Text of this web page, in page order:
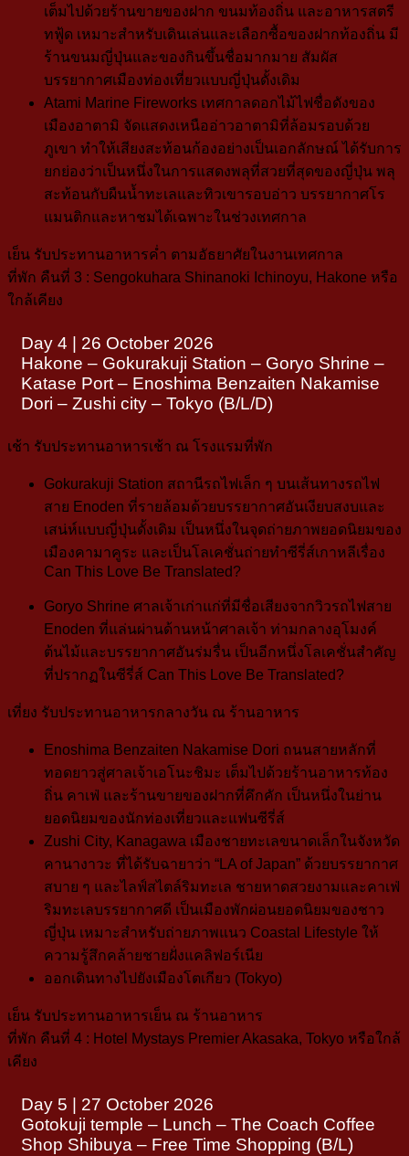
เต็มไปด้วยร้านขายของฝาก ขนมท้องถิ่น และอาหารสตรี
ทฟู้ด เหมาะสำหรับเดินเล่นและเลือกซื้อของฝากท้องถิ่น มี
ร้านขนมญี่ปุ่นและของกินขึ้นชื่อมากมาย สัมผัส
บรรยากาศเมืองท่องเที่ยวแบบญี่ปุ่นดั้งเดิม
Atami Marine Fireworks เทศกาลดอกไม้ไฟชื่อดังของ
เมืองอาตามิ จัดแสดงเหนืออ่าวอาตามิที่ล้อมรอบด้วย
ภูเขา ทำให้เสียงสะท้อนก้องอย่างเป็นเอกลักษณ์ ได้รับการ
ยกย่องว่าเป็นหนึ่งในการแสดงพลุที่สวยที่สุดของญี่ปุ่น พลุ
สะท้อนกับผืนน้ำทะเลและทิวเขารอบอ่าว บรรยากาศโร
แมนติกและหาชมได้เฉพาะในช่วงเทศกาล
เย็น รับประทานอาหารค่ำ ตามอัธยาศัยในงานเทศกาล
ที่พัก คืนที่ 3 : Sengokuhara Shinanoki Ichinoyu, Hakone หรือ
ใกล้เคียง
Day 4 | 26 October 2026
Hakone – Gokurakuji Station – Goryo Shrine –
Katase Port – Enoshima Benzaiten Nakamise
Dori – Zushi city – Tokyo (B/L/D)
เช้า รับประทานอาหารเช้า ณ โรงแรมที่พัก
Gokurakuji Station สถานีรถไฟเล็ก ๆ บนเส้นทางรถไฟ
สาย Enoden ที่รายล้อมด้วยบรรยากาศอันเงียบสงบและ
เสน่ห์แบบญี่ปุ่นดั้งเดิม เป็นหนึ่งในจุดถ่ายภาพยอดนิยมของ
เมืองคามาคูระ และเป็นโลเคชั่นถ่ายทำซีรี่ส์เกาหลีเรื่อง
Can This Love Be Translated?
Goryo Shrine ศาลเจ้าเก่าแก่ที่มีชื่อเสียงจากวิวรถไฟสาย
Enoden ที่แล่นผ่านด้านหน้าศาลเจ้า ท่ามกลางอุโมงค์
ต้นไม้และบรรยากาศอันร่มรื่น เป็นอีกหนึ่งโลเคชั่นสำคัญ
ที่ปรากฏในซีรี่ส์ Can This Love Be Translated?
เที่ยง รับประทานอาหารกลางวัน ณ ร้านอาหาร
Enoshima Benzaiten Nakamise Dori ถนนสายหลักที่
ทอดยาวสู่ศาลเจ้าเอโนะชิมะ เต็มไปด้วยร้านอาหารท้อง
ถิ่น คาเฟ่ และร้านขายของฝากที่คึกคัก เป็นหนึ่งในย่าน
ยอดนิยมของนักท่องเที่ยวและแฟนซีรี่ส์
Zushi City, Kanagawa เมืองชายทะเลขนาดเล็กในจังหวัด
คานางาวะ ที่ได้รับฉายาว่า “LA of Japan” ด้วยบรรยากาศ
สบาย ๆ และไลฟ์สไตล์ริมทะเล ชายหาดสวยงามและคาเฟ่
ริมทะเลบรรยากาศดี เป็นเมืองพักผ่อนยอดนิยมของชาว
ญี่ปุ่น เหมาะสำหรับถ่ายภาพแนว Coastal Lifestyle ให้
ความรู้สึกคล้ายชายฝั่งแคลิฟอร์เนีย
ออกเดินทางไปยังเมืองโตเกียว (Tokyo)
เย็น รับประทานอาหารเย็น ณ ร้านอาหาร
ที่พัก คืนที่ 4 : Hotel Mystays Premier Akasaka, Tokyo หรือใกล้
เคียง
Day 5 | 27 October 2026
Gotokuji temple – Lunch – The Coach Coffee
Shop Shibuya – Free Time Shopping (B/L)